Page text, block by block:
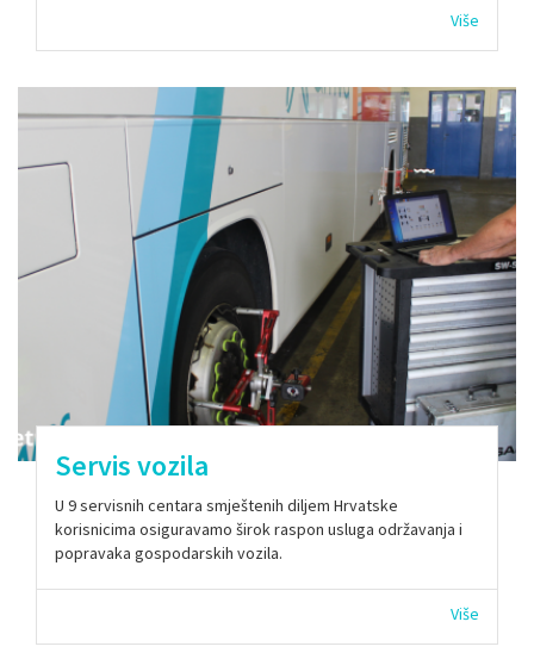
Više
Servis vozila
U 9 servisnih centara smještenih diljem Hrvatske
korisnicima osiguravamo širok raspon usluga održavanja i
popravaka gospodarskih vozila.
Više